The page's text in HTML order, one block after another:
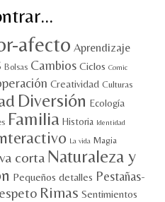
afecto Aprendizaje
Bolsas Cambios Ciclos Comic
Creatividad Culturas
Diversión Ecología
Familia Historia Identidad
La vida Magia
corta Naturaleza y
Pequeños detalles Pestañas-
Rimas Sentimientos